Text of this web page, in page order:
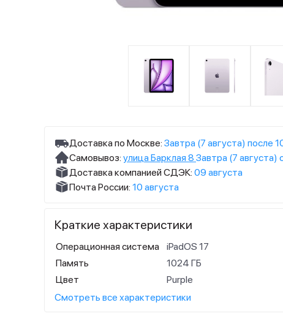
Доставка по Москве: Завтра (7 августа) после
Самовывоз: улица Барклая 8 Завтра (7 августа)
Доставка компанией СДЭК: 09 августа
Почта России: 10 августа
Краткие характеристики
Операционная система
iPadOS 17
Память
1024 ГБ
Цвет
Purple
Смотреть все характеристики